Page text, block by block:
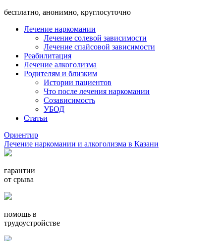
бесплатно, анонимно, круглосуточно
Лечение наркомании
Лечение солевой зависимости
Лечение спайсовой зависимости
Реабилитация
Лечение алкоголизма
Родителям и близким
Истории пациентов
Что после лечения наркомании
Созависимость
УБОД
Статьи
Ориентир
Лечение наркомании и алкоголизма в Казани
гарантии
от срыва
помощь в
трудоустройстве